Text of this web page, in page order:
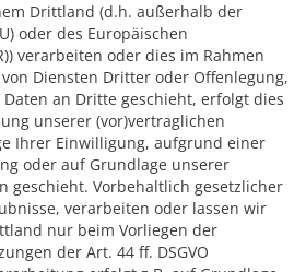
Drittland (d.h. außerhalb der
oder des Europäischen
verarbeiten oder dies im Rahmen
Diensten Dritter oder Offenlegung,
an Dritte geschieht, erfolgt dies
unserer (vor)vertraglichen
Ihrer Einwilligung, aufgrund einer
oder auf Grundlage unserer
geschieht. Vorbehaltlich gesetzlicher
verarbeiten oder lassen wir
nur beim Vorliegen der
der Art. 44 ff. DSGVO